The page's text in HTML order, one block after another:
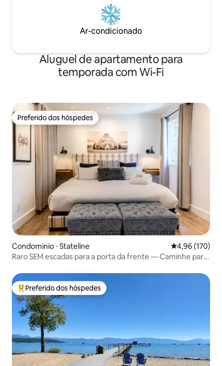
Ar-condicionado
Aluguel de apartamento para
temporada com Wi-Fi
Preferido dos hóspedes
Preferido dos hóspedes
Condomínio ⋅ Stateline 4,96 de uma
4,96 (170)
Raro SEM escadas para a porta da frente — Caminhe para
Entre os melhores preferidos dos hóspedes
Preferido dos hóspedes